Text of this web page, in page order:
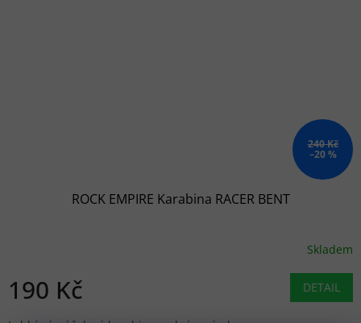
240 Kč
–20 %
ROCK EMPIRE Karabina RACER BENT
Skladem
190 Kč DETAIL